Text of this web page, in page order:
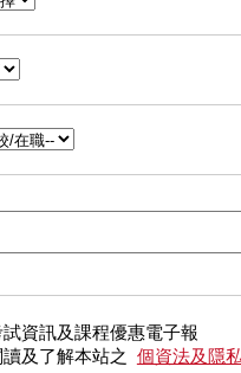
資訊及課程優惠電子報
及了解本站之 個資法及隱